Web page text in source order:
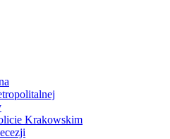
Krakowskim